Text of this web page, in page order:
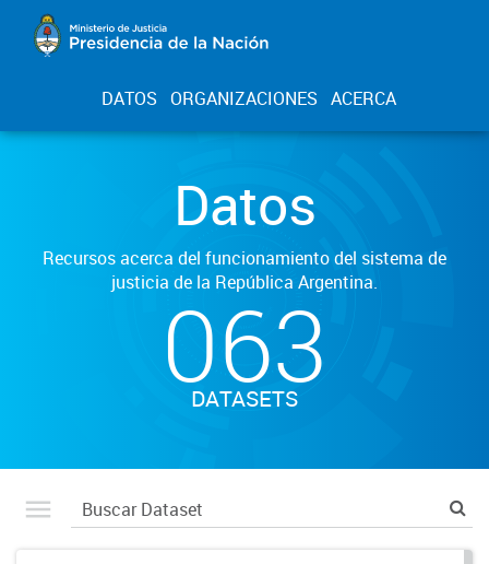
DATOS ORGANIZACIONES ACERCA
Datos
Recursos acerca del funcionamiento del sistema de
justicia de la República Argentina.
063
DATASETS